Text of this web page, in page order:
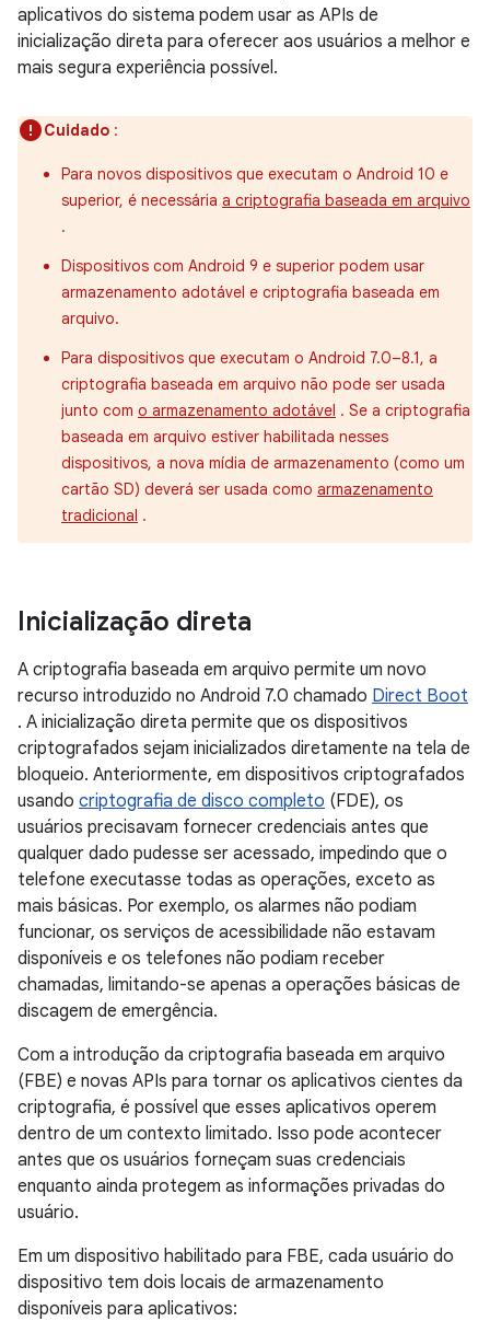
aplicativos do sistema podem usar as APIs de
inicialização direta para oferecer aos usuários a melhor e
mais segura experiência possível.
Cuidado :
Para novos dispositivos que executam o Android 10 e
superior, é necessária a criptografia baseada em arquivo
.
Dispositivos com Android 9 e superior podem usar
armazenamento adotável e criptografia baseada em
arquivo.
Para dispositivos que executam o Android 7.0–8.1, a
criptografia baseada em arquivo não pode ser usada
junto com o armazenamento adotável . Se a criptografia
baseada em arquivo estiver habilitada nesses
dispositivos, a nova mídia de armazenamento (como um
cartão SD) deverá ser usada como armazenamento
tradicional .
Inicialização direta
A criptografia baseada em arquivo permite um novo
recurso introduzido no Android 7.0 chamado Direct Boot
. A inicialização direta permite que os dispositivos
criptografados sejam inicializados diretamente na tela de
bloqueio. Anteriormente, em dispositivos criptografados
usando criptografia de disco completo (FDE), os
usuários precisavam fornecer credenciais antes que
qualquer dado pudesse ser acessado, impedindo que o
telefone executasse todas as operações, exceto as
mais básicas. Por exemplo, os alarmes não podiam
funcionar, os serviços de acessibilidade não estavam
disponíveis e os telefones não podiam receber
chamadas, limitando-se apenas a operações básicas de
discagem de emergência.
Com a introdução da criptografia baseada em arquivo
(FBE) e novas APIs para tornar os aplicativos cientes da
criptografia, é possível que esses aplicativos operem
dentro de um contexto limitado. Isso pode acontecer
antes que os usuários forneçam suas credenciais
enquanto ainda protegem as informações privadas do
usuário.
Em um dispositivo habilitado para FBE, cada usuário do
dispositivo tem dois locais de armazenamento
disponíveis para aplicativos: